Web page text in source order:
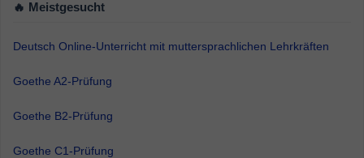
🔥 Meistgesucht
Deutsch Online-Unterricht mit muttersprachlichen Lehrkräften
Goethe A2-Prüfung
Goethe B2-Prüfung
Goethe C1-Prüfung